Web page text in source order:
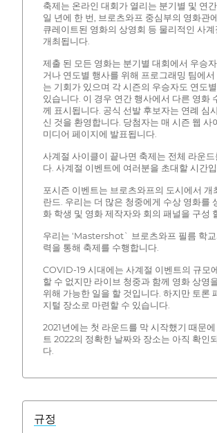
축제는 온라인 대회가 열리는 분기별 및 연
일 년에 한 번, 브로츠와프 중심부의 영화관
큐레이트된 영화의 상영회 등 물리적인 사
개최됩니다.
제출 된 모든 영화는 분기별 대회에서 우승
거나 연도별 행사를 위해 프로그래밍 팀에서
는 기회가 있으며 각 시즌의 우승자도 연도
있습니다. 이 경우 연간 행사에서 다른 영화
께 표시됩니다. 공식 선발 후보자는 연례 심
신 것을 환영합니다. 당첨자는 매 시즌 웹 사
미디어 페이지에 발표됩니다.
사계절 사이클이 끝나면 축제는 전체 라운드
다. 사계절 이벤트에 여러분을 초대할 시간
포시즌 이벤트는 브로츠와프의 도시에서 개
란드. 우리는 더 많은 청중에게 수상 영화를
화 학생 및 영화 제작자와 회의 패널을 구성
우리는 'Mastershot` 브로츠와프 필름 학교
력을 통해 축제를 수행합니다.
COVID-19 시대에는 사계절 이벤트의 규모
할 수 없지만 라이브 청중과 함께 영화 상영
위해 가능한 일을 할 것입니다. 하지만 토론
지털 장소로 마련할 수 있습니다.
2021년에는 첫 라운드를 막 시작했기 때문
트 2022의 정확한 날짜와 장소는 아직 확인
다.
규정